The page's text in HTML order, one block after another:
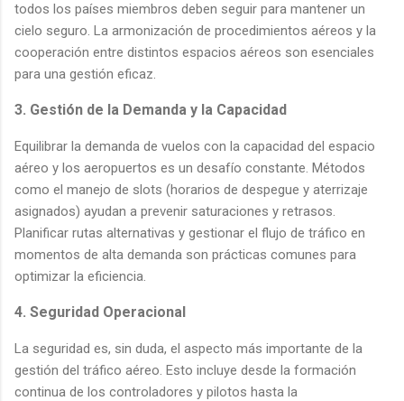
todos los países miembros deben seguir para mantener un
cielo seguro. La armonización de procedimientos aéreos y la
cooperación entre distintos espacios aéreos son esenciales
para una gestión eficaz.
3. Gestión de la Demanda y la Capacidad
Equilibrar la demanda de vuelos con la capacidad del espacio
aéreo y los aeropuertos es un desafío constante. Métodos
como el manejo de slots (horarios de despegue y aterrizaje
asignados) ayudan a prevenir saturaciones y retrasos.
Planificar rutas alternativas y gestionar el flujo de tráfico en
momentos de alta demanda son prácticas comunes para
optimizar la eficiencia.
4. Seguridad Operacional
La seguridad es, sin duda, el aspecto más importante de la
gestión del tráfico aéreo. Esto incluye desde la formación
continua de los controladores y pilotos hasta la